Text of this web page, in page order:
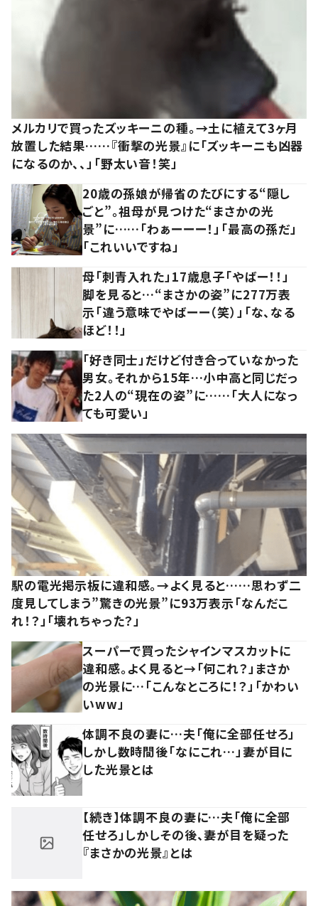
メルカリで買ったズッキーニの種。→土に植えて3ヶ月
放置した結果……『衝撃の光景』に「ズッキーニも凶器
になるのか、、」「野太い音！笑」
20歳の孫娘が帰省のたびにする“隠し
ごと”。祖母が見つけた“まさかの光
景”に……「わぁーーー！」「最高の孫だ」
「これいいですね」
母「刺青入れた」17歳息子「やばー！！」
脚を見ると…“まさかの姿”に277万表
示「違う意味でやばーー（笑）」「な、なる
ほど！！」
「好き同士」だけど付き合っていなかった
男女。それから15年…小中高と同じだっ
た2人の“現在の姿”に……「大人になっ
ても可愛い」
駅の電光掲示板に違和感。→よく見ると……思わず二
度見してしまう”驚きの光景”に93万表示「なんだこ
れ！？」「壊れちゃった？」
スーパーで買ったシャインマスカットに
違和感。よく見ると→「何これ？」まさか
の光景に…「こんなところに！？」「かわい
いww」
体調不良の妻に…夫「俺に全部任せろ」
しかし数時間後「なにこれ…」妻が目に
した光景とは
【続き】体調不良の妻に…夫「俺に全部
任せろ」しかしその後、妻が目を疑った
『まさかの光景』とは